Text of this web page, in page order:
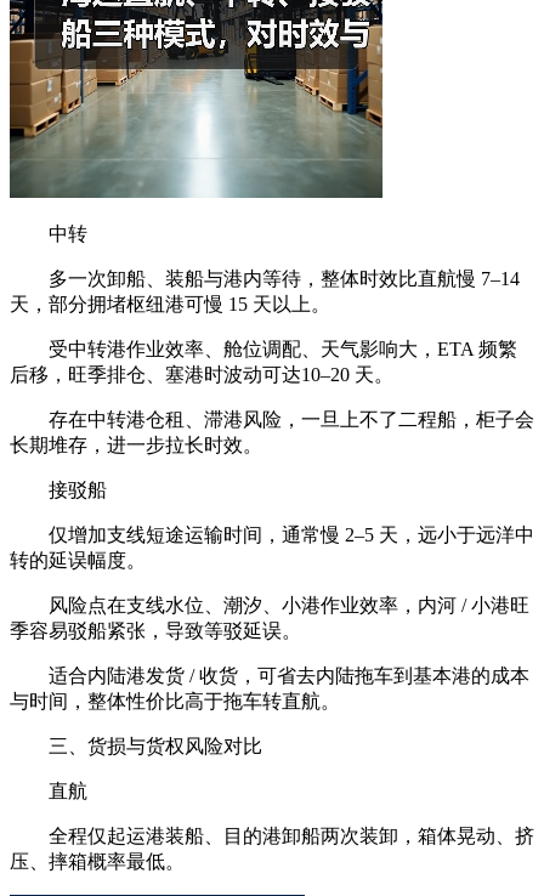
中转
多一次卸船、装船与港内等待，整体时效比直航慢 7–14
天，部分拥堵枢纽港可慢 15 天以上。
受中转港作业效率、舱位调配、天气影响大，ETA 频繁
后移，旺季排仓、塞港时波动可达10–20 天。
存在中转港仓租、滞港风险，一旦上不了二程船，柜子会
长期堆存，进一步拉长时效。
接驳船
仅增加支线短途运输时间，通常慢 2–5 天，远小于远洋中
转的延误幅度。
风险点在支线水位、潮汐、小港作业效率，内河 / 小港旺
季容易驳船紧张，导致等驳延误。
适合内陆港发货 / 收货，可省去内陆拖车到基本港的成本
与时间，整体性价比高于拖车转直航。
三、货损与货权风险对比
直航
全程仅起运港装船、目的港卸船两次装卸，箱体晃动、挤
压、摔箱概率最低。